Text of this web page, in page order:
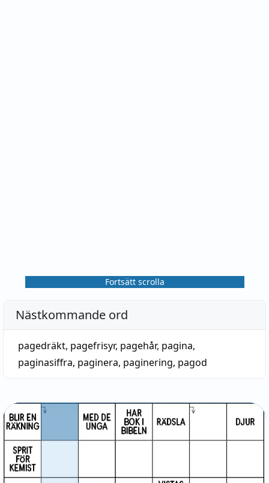
Fortsätt scrolla
Nästkommande ord
pagedräkt, pagefrisyr, pagehår, pagina,
paginasiffra, paginera, paginering, pagod